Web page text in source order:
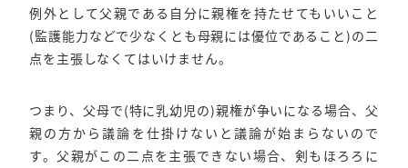
例外として父親である自分に親権を持たせてもいいこと
(監護能力などで少なくとも母親には優位であること)の二
点を主張しなくてはいけません。
つまり、父母で(特に乳幼児の)親権が争いになる場合、父
親の方から議論を仕掛けないと議論が始まらないので
す。父親がこの二点を主張できない場合、剣もほろろに